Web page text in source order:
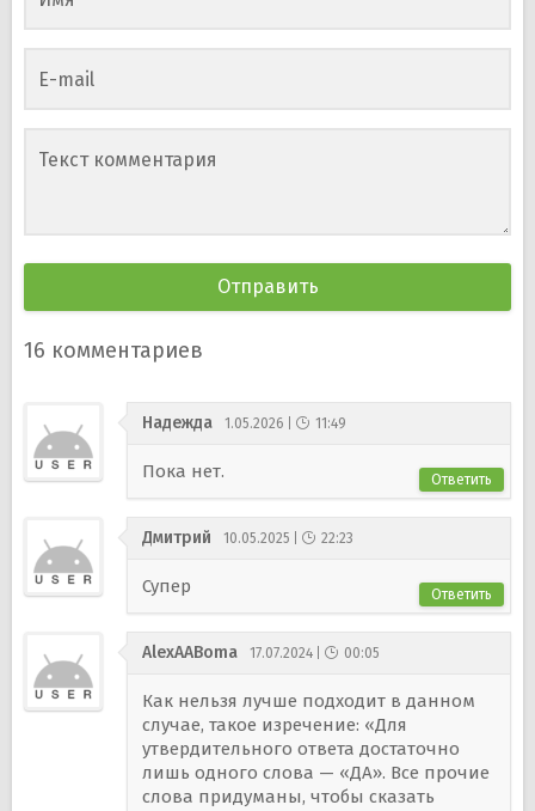
E-mail
Текст комментария
16 комментариев
Надежда 1.05.2026 11:49
Пока нет. Ответить
Дмитрий 10.05.2025 22:23
Супер Ответить
AlexAABoma 17.07.2024 00:05
Как нельзя лучше подходит в данном
случае, такое изречение: «Для
утвердительного ответа достаточно
лишь одного слова — «ДА». Все прочие
слова придуманы, чтобы сказать